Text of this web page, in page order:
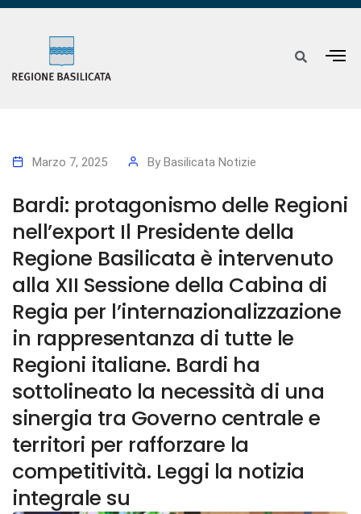
Marzo 7, 2025 By Basilicata Notizie
Bardi: protagonismo delle Regioni
nell’export Il Presidente della
Regione Basilicata è intervenuto
alla XII Sessione della Cabina di
Regia per l’internazionalizzazione
in rappresentanza di tutte le
Regioni italiane. Bardi ha
sottolineato la necessità di una
sinergia tra Governo centrale e
territori per rafforzare la
competitività. Leggi la notizia
integrale su